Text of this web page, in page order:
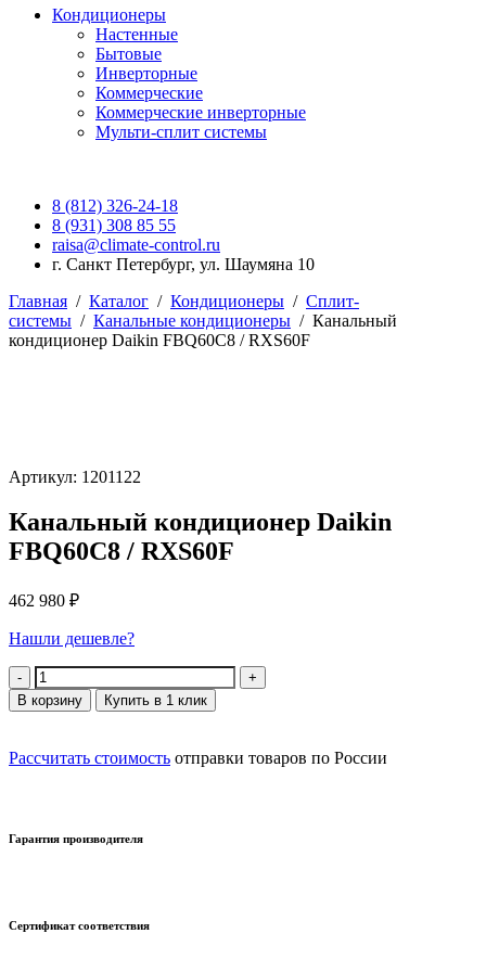
Кондиционеры
Настенные
Бытовые
Инверторные
Коммерческие
Коммерческие инверторные
Мульти-сплит системы
8 (812) 326-24-18
8 (931) 308 85 55
raisa@climate-control.ru
г. Санкт Петербург, ул. Шаумяна 10
Главная / Каталог / Кондиционеры / Сплит-
системы / Канальные кондиционеры / Канальный
кондиционер Daikin FBQ60C8 / RXS60F
Артикул: 1201122
Канальный кондиционер Daikin
FBQ60C8 / RXS60F
462 980 ₽
Нашли дешевле?
Количество
В корзину Купить в 1 клик
Рассчитать стоимость отправки товаров по России
Гарантия производителя
Сертификат соответствия